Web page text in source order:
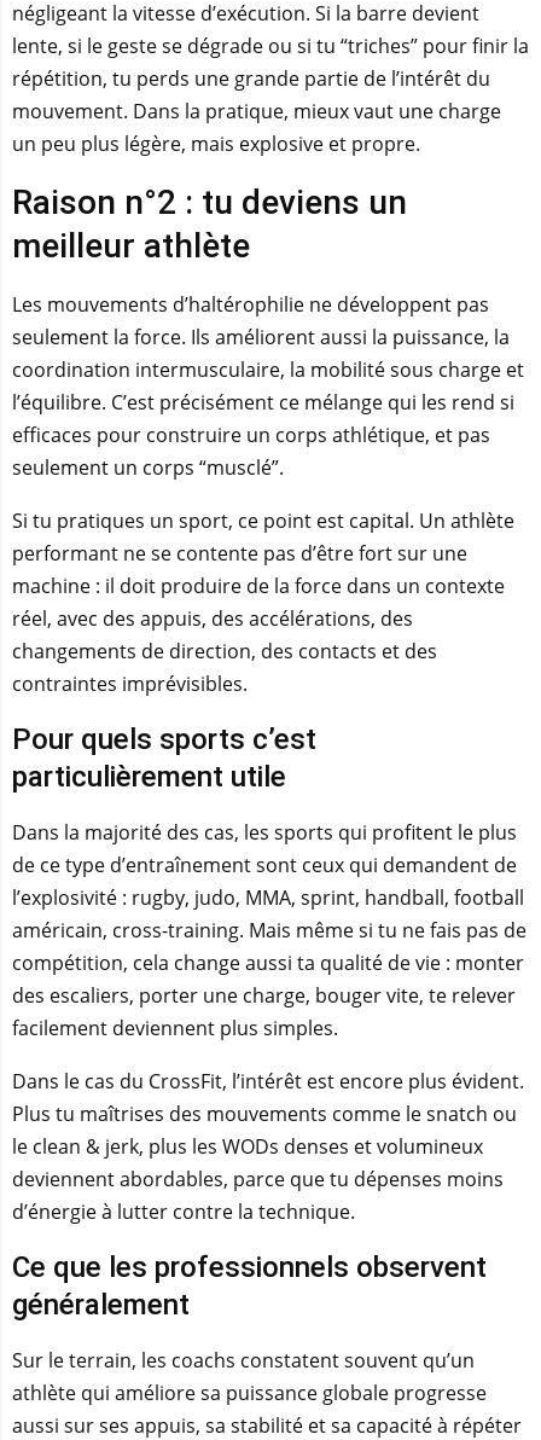
négligeant la vitesse d’exécution. Si la barre devient
lente, si le geste se dégrade ou si tu “triches” pour finir la
répétition, tu perds une grande partie de l’intérêt du
mouvement. Dans la pratique, mieux vaut une charge
un peu plus légère, mais explosive et propre.
Raison n°2 : tu deviens un
meilleur athlète
Les mouvements d’haltérophilie ne développent pas
seulement la force. Ils améliorent aussi la puissance, la
coordination intermusculaire, la mobilité sous charge et
l’équilibre. C’est précisément ce mélange qui les rend si
efficaces pour construire un corps athlétique, et pas
seulement un corps “musclé”.
Si tu pratiques un sport, ce point est capital. Un athlète
performant ne se contente pas d’être fort sur une
machine : il doit produire de la force dans un contexte
réel, avec des appuis, des accélérations, des
changements de direction, des contacts et des
contraintes imprévisibles.
Pour quels sports c’est
particulièrement utile
Dans la majorité des cas, les sports qui profitent le plus
de ce type d’entraînement sont ceux qui demandent de
l’explosivité : rugby, judo, MMA, sprint, handball, football
américain, cross-training. Mais même si tu ne fais pas de
compétition, cela change aussi ta qualité de vie : monter
des escaliers, porter une charge, bouger vite, te relever
facilement deviennent plus simples.
Dans le cas du CrossFit, l’intérêt est encore plus évident.
Plus tu maîtrises des mouvements comme le snatch ou
le clean & jerk, plus les WODs denses et volumineux
deviennent abordables, parce que tu dépenses moins
d’énergie à lutter contre la technique.
Ce que les professionnels observent
généralement
Sur le terrain, les coachs constatent souvent qu’un
athlète qui améliore sa puissance globale progresse
aussi sur ses appuis, sa stabilité et sa capacité à répéter